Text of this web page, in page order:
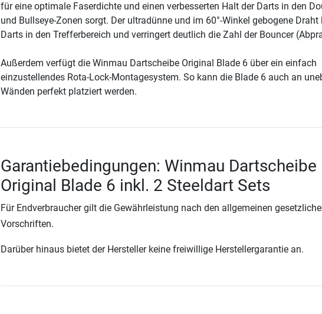
für eine optimale Faserdichte und einen verbesserten Halt der Darts in den
und Bullseye-Zonen sorgt. Der ultradünne und im 60°-Winkel gebogene Draht
Darts in den Trefferbereich und verringert deutlich die Zahl der Bouncer
Außerdem verfügt die Winmau Dartscheibe Original Blade 6 über ein einfach
einzustellendes Rota-Lock-Montagesystem. So kann die Blade 6 auch an
Wänden perfekt platziert werden.
Garantiebedingungen: Winmau Dartscheibe
Original Blade 6 inkl. 2 Steeldart Sets
Für Endverbraucher gilt die Gewährleistung nach den allgemeinen
Vorschriften.
Darüber hinaus bietet der Hersteller keine freiwillige Herstellergarantie an.